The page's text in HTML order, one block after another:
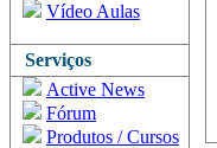
Vídeo Aulas
Serviços
Active News
Fórum
Produtos / Cursos